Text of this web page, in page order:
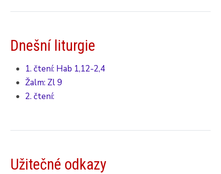
Dnešní liturgie
1. čtení: Hab 1,12-2,4
Žalm: Zl 9
2. čtení:
Užitečné odkazy